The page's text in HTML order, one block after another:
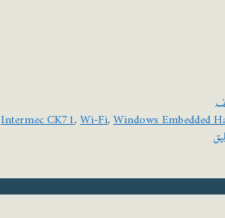
Intermec CK71, Wi-Fi, Windows Embedded